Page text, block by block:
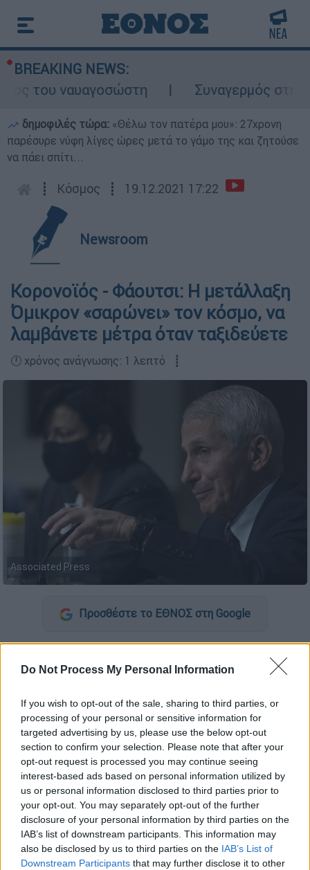
Do Not Process My Personal Information
If you wish to opt-out of the sale, sharing to third parties, or
processing of your personal or sensitive information for
targeted advertising by us, please use the below opt-out
section to confirm your selection. Please note that after your
opt-out request is processed you may continue seeing
interest-based ads based on personal information utilized by
us or personal information disclosed to third parties prior to
your opt-out. You may separately opt-out of the further
disclosure of your personal information by third parties on the
IAB’s list of downstream participants. This information may
also be disclosed by us to third parties on the IAB’s List of
Downstream Participants that may further disclose it to other
BREAKING NEWS:
του ναυαγοσώστη
Συναγερμός στην
δημοφιλές τώρα: «Θέλω τον πατέρα μου»: 27χρονη
παρέσυρε νύφη λίγες ώρες μετά το γάμο της και ζητούσε
να πάει σπίτι...
┋ Κόσμος ┋ 19.12.2021 17:22
Newsroom
Κορονοϊός - Φάουτσι: Η μετάλλαξη
Όμικρον «σαρώνει» τον κόσμο, να
λαμβάνετε μέτρα όταν ταξιδεύετε
🕛 χρόνος ανάγνωσης: 1 λεπτό ┋
Associated Press
Προσθέστε το ΕΘΝΟΣ στη Google
σύμβουλος του Λευκού Οίκου,Άντονι
Αμερικανούς που θα ταξιδέψουν στη
διάρκεια των χριστουγεννιάτικων διακοπών
να κάνουν την ενισχυτική δόση τουεμβολίου
και να φοράνε μάσκα σε δημόσιους χώρους
με πολυκοσμία ώστε να βοηθήσουν να
επιβραδυνθεί η εξάπλωση της παραλλαγής
Όμικρον τουκορονοϊού.
Η υψηλά μεταδιδόμενη παραλλαγή«σαρώνει
τον κόσμο»και τα ταξίδια θα αυξήσουν τον